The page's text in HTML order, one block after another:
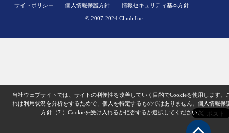
サイトポリシー 個人情報保護方針 情報セキュリティ基本方針
© 2007-2024 Climb Inc.
当社ウェブサイトでは、サイトの利便性を改善していく目的でCookieを使用します。
れは利用状況を分析をするためで、個人を特定するものではありません。 個人情報保
方針（7.） Cookieを受け入れるか拒否するか選択してください。